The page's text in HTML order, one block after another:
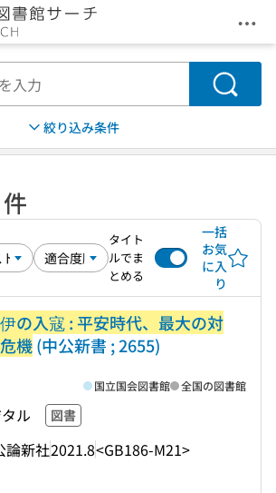
メ
検索
絞り込み条件
タイト
ルでま
とめる
一括
お気
に入
り
の入寇 : 平安時代、最大の対
機(中公新書 ; 2655)
ル 図書
論新社2021.8<GB186-M21>
国立国会図書館 全国の図書館